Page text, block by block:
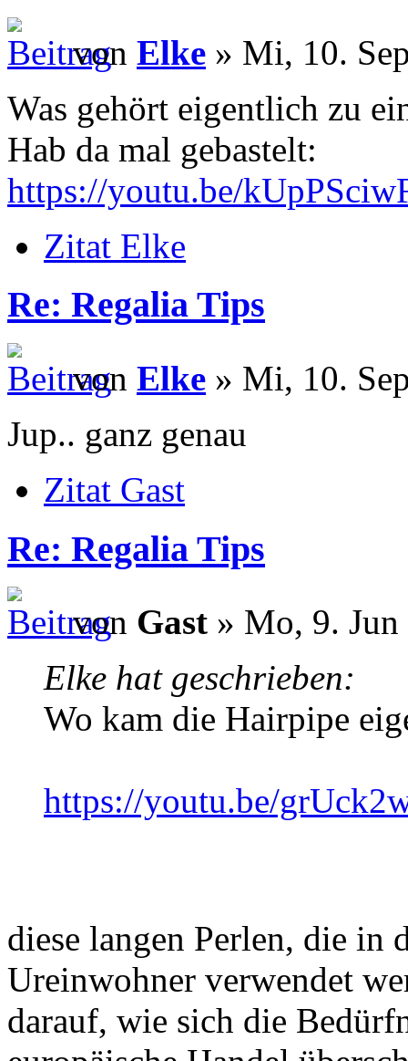
von Elke » Mi, 10.
Was gehört eigentlich zu
Hab da mal gebastelt:
https://youtu.be/
Zitat Elke
Re: Regalia Tips
von Elke » Mi, 10.
Jup.. ganz genau
Zitat Gast
Re: Regalia Tips
von Gast » Mo, 9.
Elke hat geschrieben:
Wo kam die Hairpipe
https://youtu.be/
diese langen Perlen, die in
Ureinwohner verwendet
darauf, wie sich die